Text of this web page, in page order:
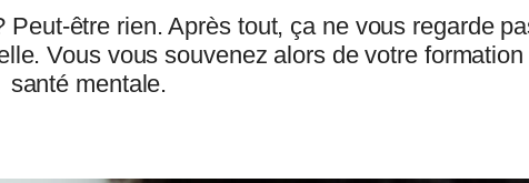
être rien. Après tout, ça ne vous regarde
Vous vous souvenez alors de votre
santé mentale.